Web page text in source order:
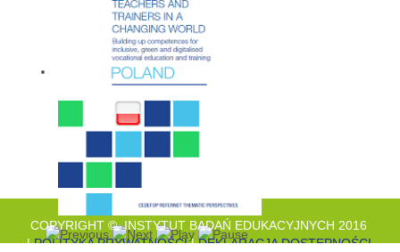
COPYRIGHT © INSTYTUT BADAŃ EDUKACYJNYCH 2016
|POLITYKA PRYWATNOŚCI|DEKLARACJA DOSTĘPNOŚCI